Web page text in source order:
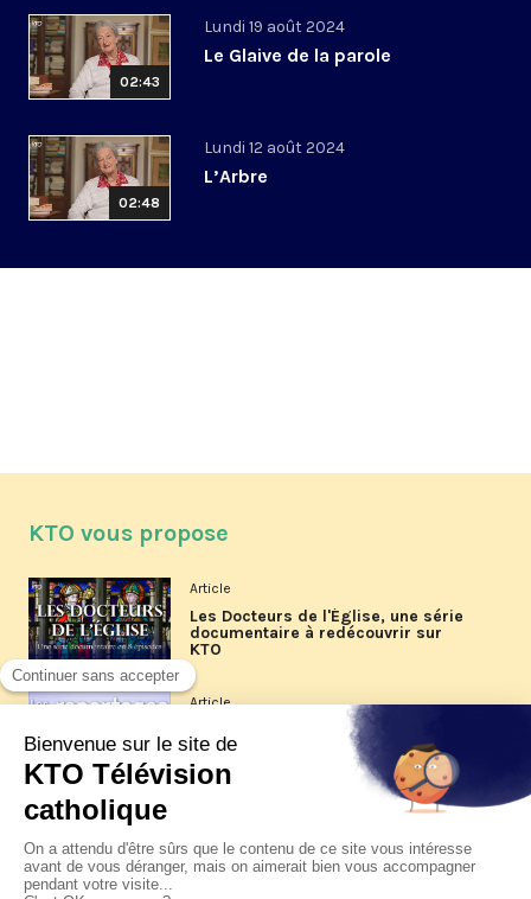
02:43
Lundi 19 août 2024
Le Glaive de la parole
02:48
Lundi 12 août 2024
L’Arbre
KTO vous propose
Article
Les Docteurs de l'Église, une série
documentaire à redécouvrir sur
KTO
Article
Les reportages d'été 2026 de KTO
La visite pastorale du pape Léon
XIV à Assise à suivre sur KTO le
jeudi 6 août